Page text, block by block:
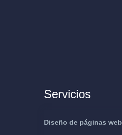
Servicios
Diseño de páginas web